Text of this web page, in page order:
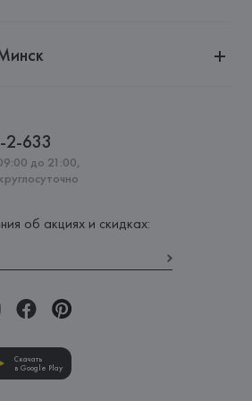
2-633
до 21:00,
об акциях и скидках:
Скачать
в Google Play